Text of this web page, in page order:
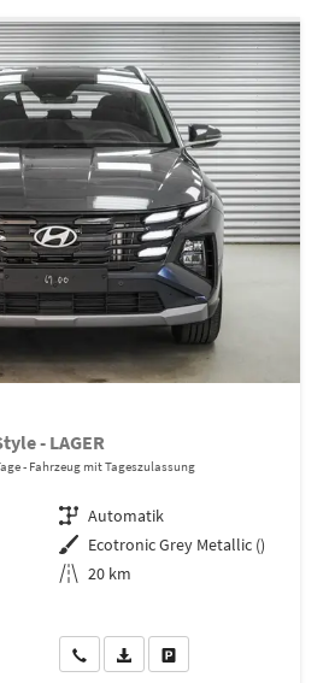
- LAGER
Fahrzeug mit Tageszulassung
Getriebe Automatik
Außenfarbe Ecotronic Grey Metallic ()
Kilometerstand 20 km
Wir rufen Sie anPDF-Datei, Fahrzeugexposé